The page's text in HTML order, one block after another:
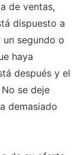
de ventas,
dispuesto a
un segundo o
haya
después y el
se deje
demasiado